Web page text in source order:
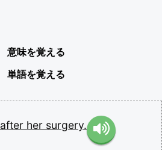
意味を覚える
単語を覚える
after her surgery.